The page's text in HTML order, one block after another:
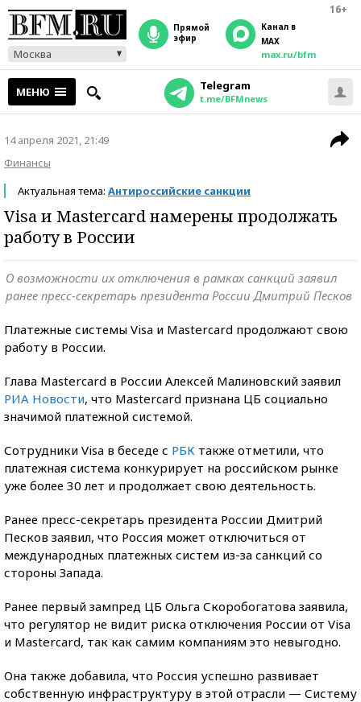
16+
Москва
прямой
эфир
Канал в
MAX
max.ru/bfm
МЕНЮ Telegram
t.me/BFMnews
14 апреля 2021, 21:49
Финансы
Актуальная тема: Антироссийские санкции
Visa и Mastercard намерены продолжать
работу в России
О возможности их отключения в рамках санкций заявил
ранее пресс-секретарь президента России Дмитрий Песков
Платежные системы Visa и Mastercard продолжают свою
работу в России.
Глава Mastercard в России Алексей Малиновский заявил
РИА Новости, что Mastercard признана ЦБ социально
значимой платежной системой.
Сотрудники Visa в беседе с РБК также отметили, что
платежная система конкурирует на российском рынке
уже более 30 лет и продолжает свою деятельность.
Ранее пресс-секретарь президента России Дмитрий
Песков заявил, что Россия может отключиться от
международных платежных систем из-за санкций со
стороны Запада.
Ранее первый зампред ЦБ Ольга Скоробогатова заявила,
что регулятор не видит риска отключения России от Visa
и Mastercard, так как самим компаниям это невыгодно.
Она также добавила, что Россия успешно развивает
собственную инфраструктуру в этой отрасли — Систему